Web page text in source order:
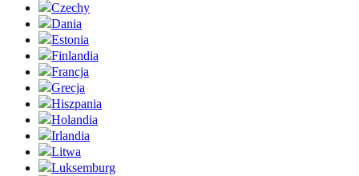
Czechy
Dania
Estonia
Finlandia
Francja
Grecja
Hiszpania
Holandia
Irlandia
Litwa
Luksemburg